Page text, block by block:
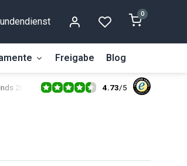
0
Freigabe Blog
2014 4.73/5